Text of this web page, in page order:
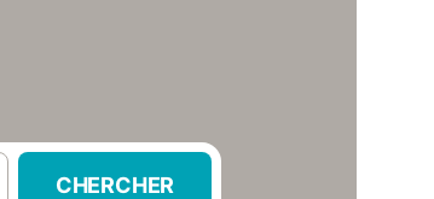
CHERCHER